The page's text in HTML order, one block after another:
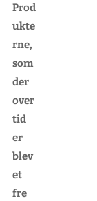
Prod
ukte
rne,
som
der
over
tid
er
blev
et
fre